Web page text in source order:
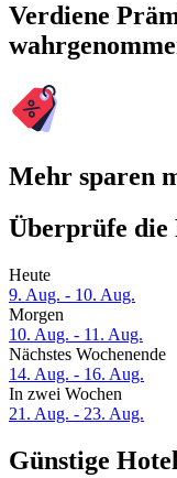
Verdiene
Mehr sparen
Überprüfe die
Heute
9. Aug. - 10. Aug.
Morgen
10. Aug. - 11. Aug.
Nächstes Wochenende
14. Aug. - 16. Aug.
In zwei Wochen
21. Aug. - 23. Aug.
Günstige